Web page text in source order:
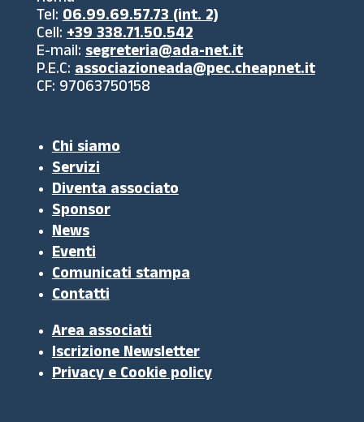
Tel:06.99.69.57.73 (int. 2)
Cell:+39 338.71.50.542
E-mail:segreteria@ada-net.it
P.E.C:associazioneada@pec.cheapnet.it
CF: 97063750158
Chi siamo
Servizi
Diventa associato
Sponsor
News
Eventi
Comunicati stampa
Contatti
Area associati
Iscrizione Newsletter
Privacy e Cookie policy